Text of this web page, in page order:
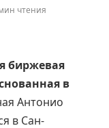
чтения
биржевая
в
Антонио
в Сан-